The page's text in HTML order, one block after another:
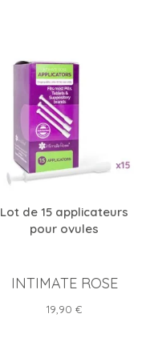
Lot de 15 applicateurs
pour ovules
INTIMATE ROSE
Prix
19,90 €